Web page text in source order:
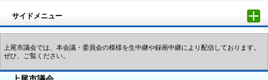
サイドメニュー
上尾市議会では、本会議・委員会の模様を生中継や録画中継により配信しております。
ぜひ、ご覧ください。